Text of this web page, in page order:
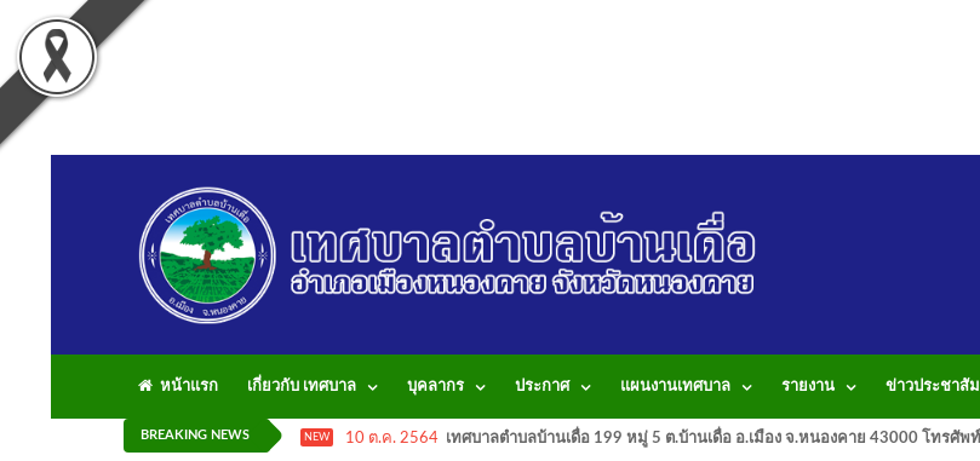
หน้าแรก เกี่ยวกับ เทศบาล บุคลากร ประกาศ แผนงานเทศบาล รายงาน ข่าวประชาสั
BREAKING NEWS NEW 10 ต.ค. 2564 เทศบาลตำบลบ้านเดื่อ 199 หมู่ 5 ต.บ้านเดื่อ อ.เมือง จ.หนองคาย 43000 โทรศั